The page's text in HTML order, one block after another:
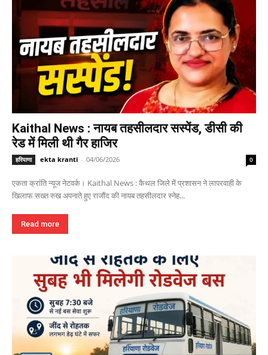
Kaithal News : नायब तहसीलदार सस्पेंड, डीसी की
रेड में मिली थी गैर हाजिर
हरियाणा ekta kranti - 04/06/2026 0
एकता क्रांति न्यूज नेटवर्क। Kaithal News : कैथल जिले में प्रशासन ने लापरवाही के
खिलाफ सख्त रुख अपनाते हुए राजौंद की नायब तहसीलदार स्नेह...
Read more